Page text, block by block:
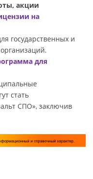
акции
на
государственных и
для
стать
СПО», заключив